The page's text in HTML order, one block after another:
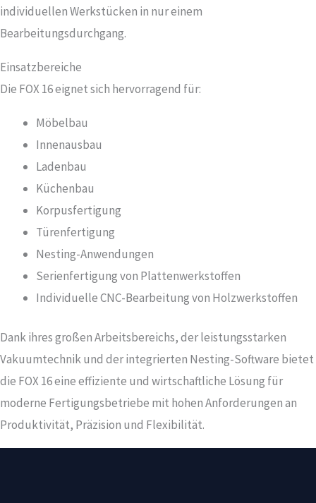
individuellen Werkstücken in nur einem
Bearbeitungsdurchgang.
Einsatzbereiche
Die FOX 16 eignet sich hervorragend für:
Möbelbau
Innenausbau
Ladenbau
Küchenbau
Korpusfertigung
Türenfertigung
Nesting-Anwendungen
Serienfertigung von Plattenwerkstoffen
Individuelle CNC-Bearbeitung von Holzwerkstoffen
Dank ihres großen Arbeitsbereichs, der leistungsstarken
Vakuumtechnik und der integrierten Nesting-Software bietet
die FOX 16 eine effiziente und wirtschaftliche Lösung für
moderne Fertigungsbetriebe mit hohen Anforderungen an
Produktivität, Präzision und Flexibilität.